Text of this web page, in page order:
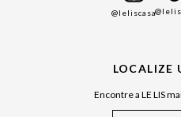
Cuidados Casa
@leliscasa
LOCALIZE
Encontre a LE LIS